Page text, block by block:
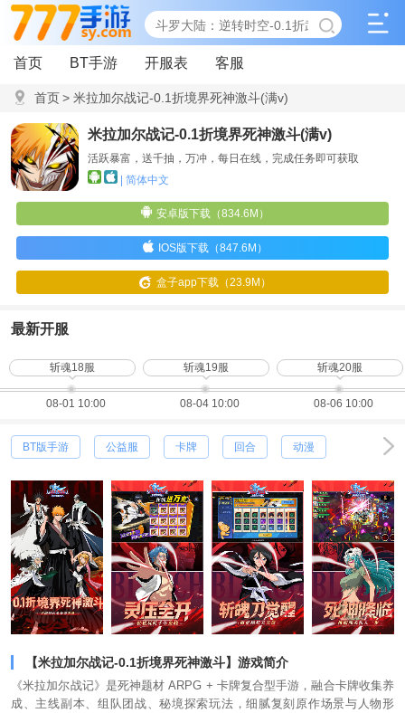
首页 BT手游 开服表 客服
首页> 米拉加尔战记-0.1折境界死神激斗(满v)
米拉加尔战记-0.1折境界死神激斗(满v)
活跃暴富，送千抽，万冲，每日在线，完成任务即可获取
| 简体中文
安卓版下载（834.6M）
IOS版下载（847.6M）
盒子app下载（23.9M）
最新开服
斩魂18服
08-01 10:00
斩魂19服
08-04 10:00
斩魂20服
08-06 10:00
BT版手游 公益服 卡牌 回合 动漫
【米拉加尔战记-0.1折境界死神激斗】游戏简介
《米拉加尔战记》是死神题材 ARPG + 卡牌复合型手游，融合卡牌收集养
成、主线副本、组队团战、秘境探索玩法，细腻复刻原作场景与人物形